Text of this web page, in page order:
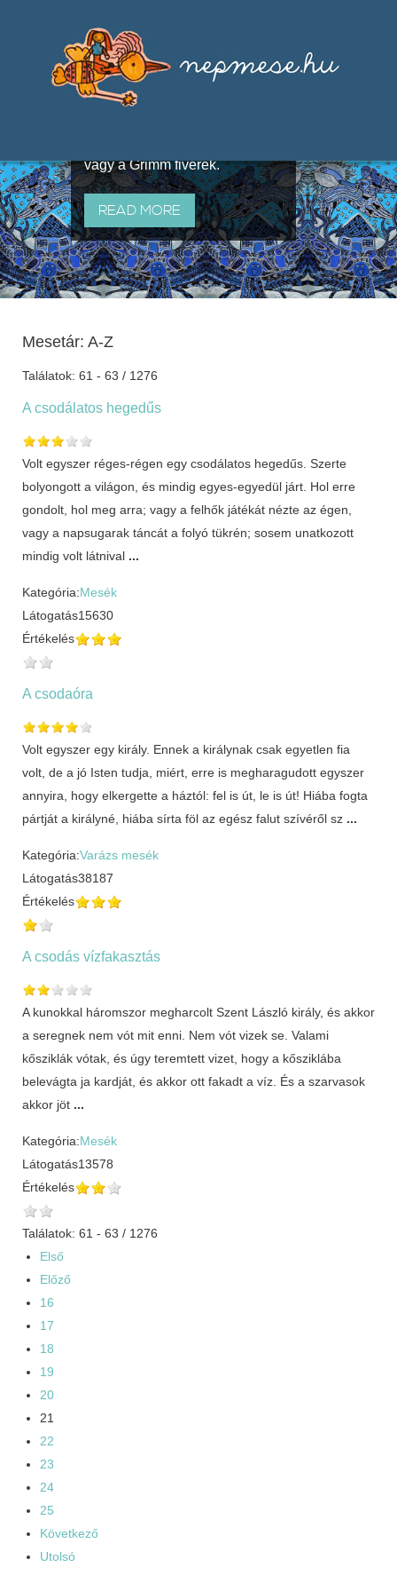
útján terjedő elbeszélésekből,
melyeket olyan ismert gyűjtők
állítottak össze, mint Benedek
vagy a Grimm fivérek.
READ MORE
Mesetár: A-Z
Találatok: 61 - 63 / 1276
A csodálatos hegedűs
Volt egyszer réges-régen egy csodálatos hegedűs. Szerte
bolyongott a világon, és mindig egyes-egyedül járt. Hol erre
gondolt, hol meg arra; vagy a felhők játékát nézte az égen,
vagy a napsugarak táncát a folyó tükrén; sosem unatkozott
mindig volt látnival ...
Kategória:Mesék
Látogatás15630
Értékelés
A csodaóra
Volt egyszer egy király. Ennek a királynak csak egyetlen fia
volt, de a jó Isten tudja, miért, erre is megharagudott egyszer
annyira, hogy elkergette a háztól: fel is út, le is út! Hiába fogta
pártját a királyné, hiába sírta föl az egész falut szívéről sz ...
Kategória:Varázs mesék
Látogatás38187
Értékelés
A csodás vízfakasztás
A kunokkal háromszor megharcolt Szent László király, és akkor
a seregnek nem vót mit enni. Nem vót vizek se. Valami
kősziklák vótak, és úgy teremtett vizet, hogy a kősziklába
belevágta ja kardját, és akkor ott fakadt a víz. És a szarvasok
akkor jöt ...
Kategória:Mesék
Látogatás13578
Értékelés
Találatok: 61 - 63 / 1276
Első
Előző
16
17
18
19
20
21
22
23
24
25
Következő
Utolsó